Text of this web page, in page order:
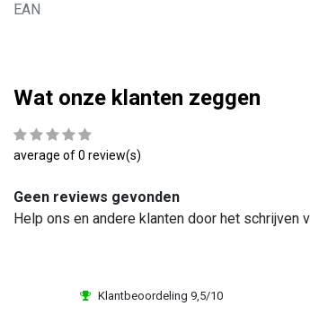
EAN
Wat onze klanten zeggen
average of 0 review(s)
Geen reviews gevonden
Help ons en andere klanten door het schrijven
Klantbeoordeling 9,5/10